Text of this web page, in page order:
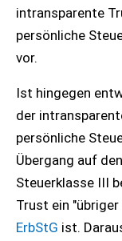
intransparente
persönliche
vor.
Ist hingegen
der
persönliche
Übergang auf
Steuerklasse III
Trust ein "übriger
ErbStG ist.